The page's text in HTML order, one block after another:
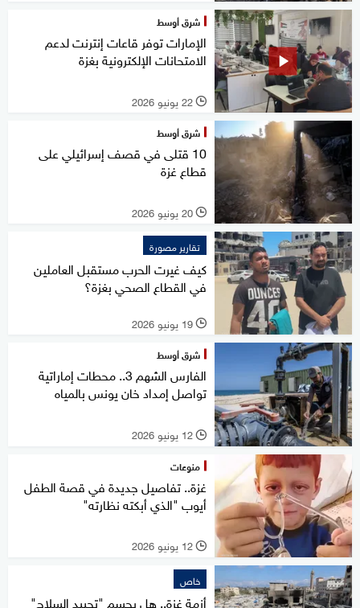
شرق أوسط
الإمارات توفر قاعات إنترنت لدعم
الامتحانات الإلكترونية بغزة
l 22 يونيو 2026
شرق أوسط
10 قتلى في قصف إسرائيلي على
قطاع غزة
l 20 يونيو 2026
تقارير مصورة
كيف غيرت الحرب مستقبل العاملين
في القطاع الصحي بغزة؟
l 19 يونيو 2026
شرق أوسط
الفارس الشهم 3.. محطات إماراتية
تواصل إمداد خان يونس بالمياه
l 12 يونيو 2026
منوعات
غزة.. تفاصيل جديدة في قصة الطفل
أيوب "الذي أبكته نظارته"
l 12 يونيو 2026
خاص
أزمة غزة.. هل يحسم "تحييد السلاح"